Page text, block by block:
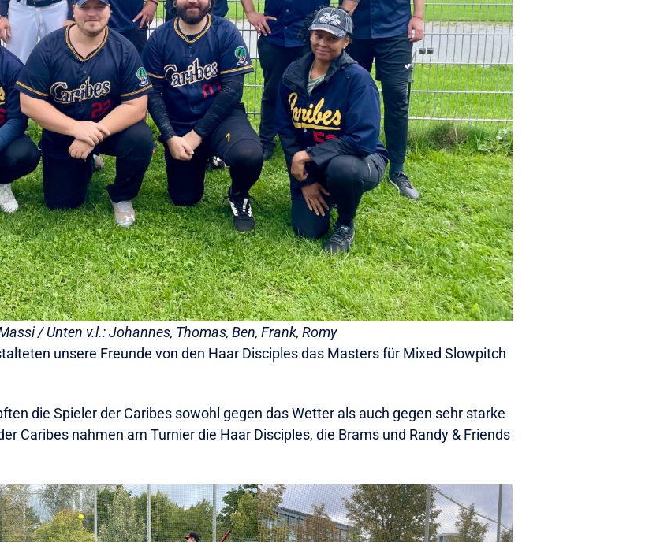
/ Unten v.l.: Johannes, Thomas, Ben, Frank, Romy
unsere Freunde von den Haar Disciples das Masters für Mixed Slowpitch
die Spieler der Caribes sowohl gegen das Wetter als auch gegen sehr starke
Caribes nahmen am Turnier die Haar Disciples, die Brams und Randy & Friends